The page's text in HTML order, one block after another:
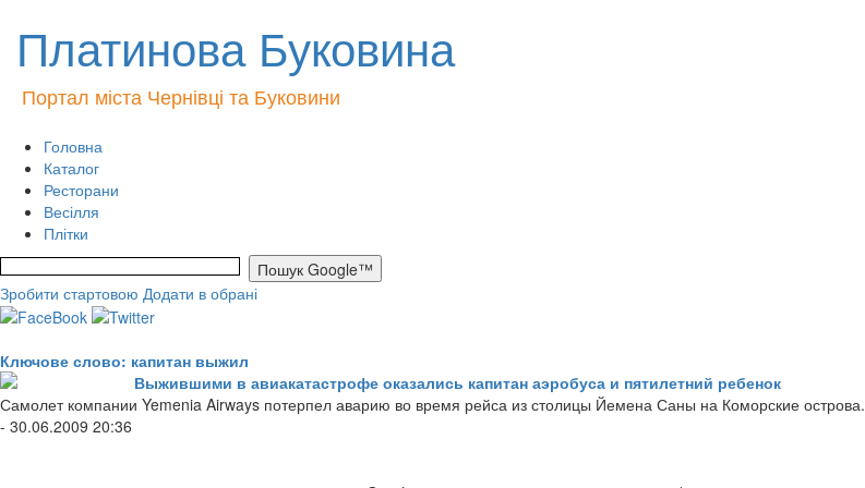
Платинова Буковина
Портал міста Чернівці та Буковини
Головна
Каталог
Ресторани
Весілля
Плітки
Зробити стартовою Додати в обрані
Ключове слово: капитан выжил
Выжившими в авиакатастрофе оказались капитан аэробуса и пятилетний ребенок
Самолет компании Yemenia Airways потерпел аварию во время рейса из столицы Йемена Саны на Коморские острова.
- 30.06.2009 20:36